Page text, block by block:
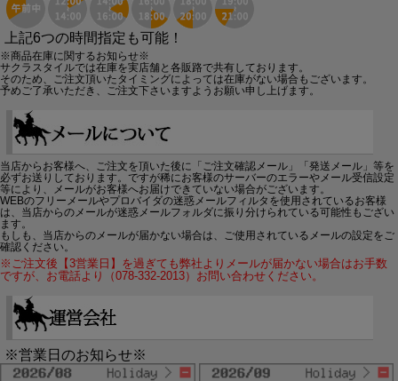
上記6つの時間指定も可能！
※商品在庫に関するお知らせ※
サクラスタイルでは在庫を実店舗と各販路で共有しております。
そのため、ご注文頂いたタイミングによっては在庫がない場合もございます。
予めご了承いただき、ご注文下さいますようお願い申し上げます。
当店からお客様へ、ご注文を頂いた後に「ご注文確認メール」「発送メール」等を
必ずお送りしております。ですが稀にお客様のサーバーのエラーやメール受信設定
等により、メールがお客様へお届けできていない場合がございます。
WEBのフリーメールやプロバイダの迷惑メールフィルタを使用されているお客様
は、当店からのメールが迷惑メールフォルダに振り分けられている可能性もござい
ます。
もしも、当店からのメールが届かない場合は、ご使用されているメールの設定をご
確認ください。
※ご注文後【3営業日】を過ぎても弊社よりメールが届かない場合はお手数
ですが、お電話より（078-332-2013）お問い合わせください。
※営業日のお知らせ※